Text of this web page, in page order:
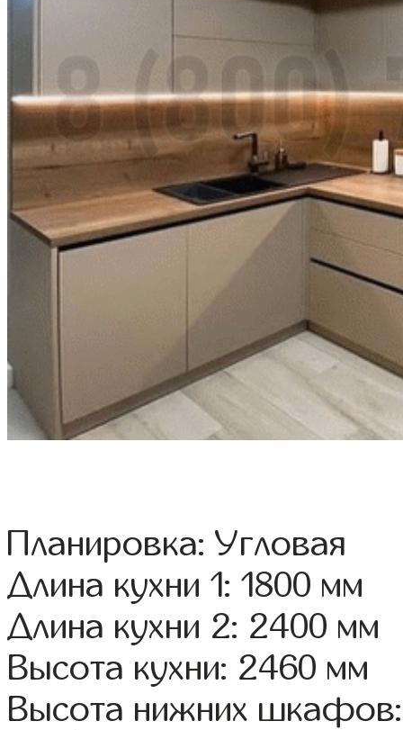
Планировка: Угловая
Длина кухни 1: 1800 мм
Длина кухни 2: 2400 мм
Высота кухни: 2460 мм
Высота нижних